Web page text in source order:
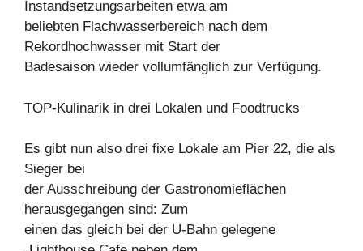
Instandsetzungsarbeiten etwa am
beliebten Flachwasserbereich nach dem
Rekordhochwasser mit Start der
Badesaison wieder vollumfänglich zur Verfügung.
TOP-Kulinarik in drei Lokalen und Foodtrucks
Es gibt nun also drei fixe Lokale am Pier 22, die als
Sieger bei
der Ausschreibung der Gastronomieflächen
herausgegangen sind: Zum
einen das gleich bei der U-Bahn gelegene